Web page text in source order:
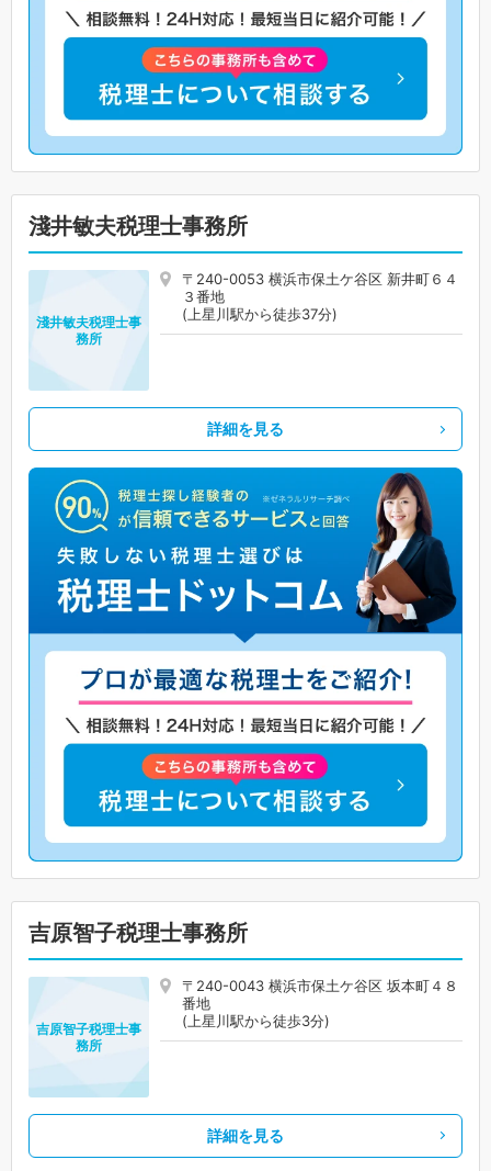
淺井敏夫税理士事務所
〒240-0053 横浜市保土ケ谷区 新井町６４
３番地
(上星川駅から徒歩37分)
淺井敏夫税理士事
務所
詳細を見る
吉原智子税理士事務所
〒240-0043 横浜市保土ケ谷区 坂本町４８
番地
(上星川駅から徒歩3分)
吉原智子税理士事
務所
詳細を見る